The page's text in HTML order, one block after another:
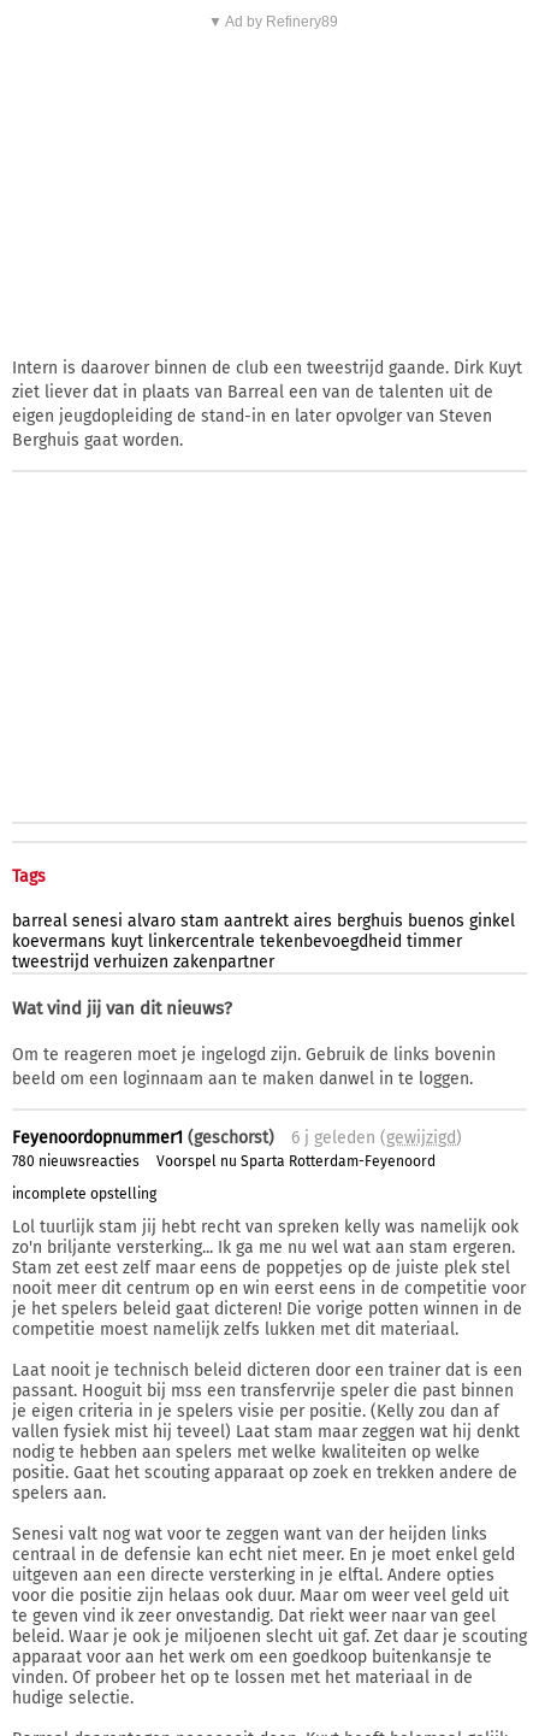
▼ Ad by Refinery89
Intern is daarover binnen de club een tweestrijd gaande. Dirk Kuyt
ziet liever dat in plaats van Barreal een van de talenten uit de
eigen jeugdopleiding de stand-in en later opvolger van Steven
Berghuis gaat worden.
Tags
barreal senesi alvaro stam aantrekt aires berghuis buenos ginkel
koevermans kuyt linkercentrale tekenbevoegdheid timmer
tweestrijd verhuizen zakenpartner
Wat vind jij van dit nieuws?
Om te reageren moet je ingelogd zijn. Gebruik de links bovenin
beeld om een loginnaam aan te maken danwel in te loggen.
Feyenoordopnummer1 (geschorst) 6 j geleden (gewijzigd)
780 nieuwsreacties
Voorspel nu Sparta Rotterdam-Feyenoord
incomplete opstelling
Lol tuurlijk stam jij hebt recht van spreken kelly was namelijk ook
zo'n briljante versterking... Ik ga me nu wel wat aan stam ergeren.
Stam zet eest zelf maar eens de poppetjes op de juiste plek stel
nooit meer dit centrum op en win eerst eens in de competitie voor
je het spelers beleid gaat dicteren! Die vorige potten winnen in de
competitie moest namelijk zelfs lukken met dit materiaal.
Laat nooit je technisch beleid dicteren door een trainer dat is een
passant. Hooguit bij mss een transfervrije speler die past binnen
je eigen criteria in je spelers visie per positie. (Kelly zou dan af
vallen fysiek mist hij teveel) Laat stam maar zeggen wat hij denkt
nodig te hebben aan spelers met welke kwaliteiten op welke
positie. Gaat het scouting apparaat op zoek en trekken andere de
spelers aan.
Senesi valt nog wat voor te zeggen want van der heijden links
centraal in de defensie kan echt niet meer. En je moet enkel geld
uitgeven aan een directe versterking in je elftal. Andere opties
voor die positie zijn helaas ook duur. Maar om weer veel geld uit
te geven vind ik zeer onvestandig. Dat riekt weer naar van geel
beleid. Waar je ook je miljoenen slecht uit gaf. Zet daar je scouting
apparaat voor aan het werk om een goedkoop buitenkansje te
vinden. Of probeer het op te lossen met het materiaal in de
hudige selectie.